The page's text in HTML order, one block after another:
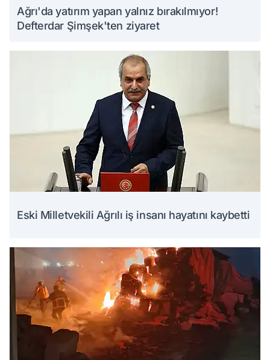
Ağrı'da yatırım yapan yalnız bırakılmıyor!
Defterdar Şimşek'ten ziyaret
Eski Milletvekili Ağrılı iş insanı hayatını kaybetti